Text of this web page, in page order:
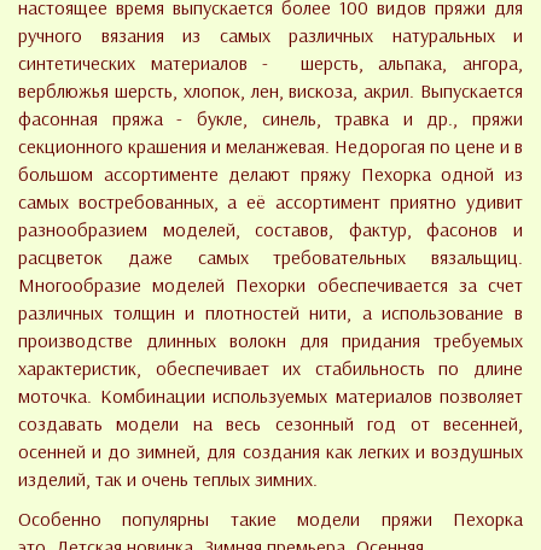
настоящее время выпускается более 100 видов пряжи для
ручного вязания из самых различных натуральных и
синтетических материалов - шерсть, альпака, ангора,
верблюжья шерсть, хлопок, лен, вискоза, акрил. Выпускается
фасонная пряжа - букле, синель, травка и др., пряжи
секционного крашения и меланжевая. Недорогая по цене и в
большом ассортименте делают пряжу Пехорка одной из
самых востребованных, а её ассортимент приятно удивит
разнообразием моделей, составов, фактур, фасонов и
расцветок даже самых требовательных вязальщиц.
Многообразие моделей Пехорки обеспечивается за счет
различных толщин и плотностей нити, а использование в
производстве длинных волокн для придания требуемых
характеристик, обеспечивает их стабильность по длине
моточка. Комбинации используемых материалов позволяет
создавать модели на весь сезонный год от весенней,
осенней и до зимней, для создания как легких и воздушных
изделий, так и очень теплых зимних.
Особенно популярны такие модели пряжи Пехорка